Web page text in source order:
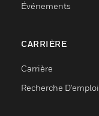
Événements
CARRIÈRE
Carrière
Recherche D'emploi